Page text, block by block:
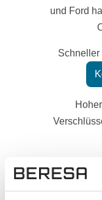
und Ford
Schneller